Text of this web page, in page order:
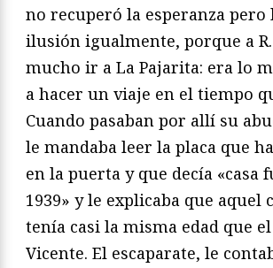
no recuperó la esperanza pero
ilusión igualmente, porque a
mucho ir a La Pajarita: era lo
a hacer un viaje en el tiempo
Cuando pasaban por allí su
le mandaba leer la placa que
en la puerta y que decía «casa
1939» y le explicaba que aquel
tenía casi la misma edad que
Vicente. El escaparate, le